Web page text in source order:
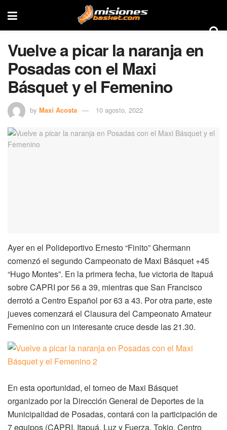
Vuelve a picar la naranja en
Posadas con el Maxi
Básquet y el Femenino
by Maxi Acosta 10 agosto, 2022
Ayer en el Polideportivo Ernesto “Finito” Ghermann
comenzó el segundo Campeonato de Maxi Básquet +45
“Hugo Montes”. En la primera fecha, fue victoria de Itapuá
sobre CAPRI por 56 a 39, mientras que San Francisco
derrotó a Centro Español por 63 a 43. Por otra parte, este
jueves comenzará el Clausura del Campeonato Amateur
Femenino con un interesante cruce desde las 21.30.
En esta oportunidad, el torneo de Maxi Básquet
organizado por la Dirección General de Deportes de la
Municipalidad de Posadas, contará con la participación de
7 equipos (CAPRI, Itapuá, Luz y Fuerza, Tokio, Centro